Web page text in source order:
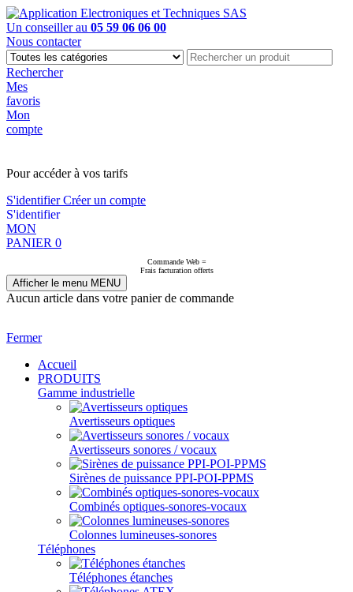
Un conseiller au 05 59 06 06 00
Nous contacter
Rechercher
Mes
favoris
Mon
compte
Pour accéder à vos tarifs
S'identifierCréer un compte
S'identifier
MON
PANIER 0
Commande Web =
Frais facturation offerts
Afficher le menu MENU
Aucun article dans votre panier de commande
Fermer
Accueil
PRODUITS
Gamme industrielle
Avertisseurs optiques
Avertisseurs sonores / vocaux
Sirènes de puissance PPI-POI-PPMS
Combinés optiques-sonores-vocaux
Colonnes lumineuses-sonores
Téléphones
Téléphones étanches